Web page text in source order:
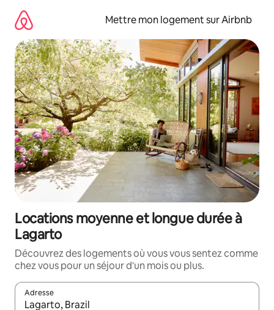
directement
contenu
Mettre mon logement sur Airbnb
Locations moyenne et longue durée à
Lagarto
Découvrez des logements où vous vous sentez comme
chez vous pour un séjour d'un mois ou plus.
Adresse
Lorsque les résultats s'affichent, utilisez les flèches vers le